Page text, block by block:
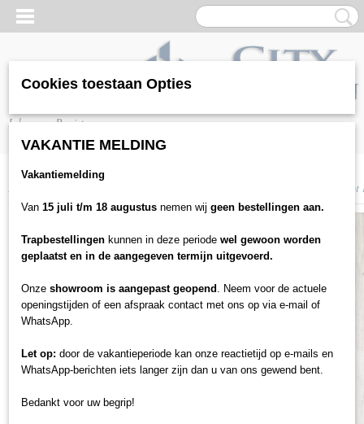
Inloggen Registreren
Home Beautifloor Ardennen
Cookies toestaan Opties
VAKANTIE MELDING
Vakantiemelding
Van 15 juli t/m 18 augustus nemen wij geen bestellingen aan.
Trapbestellingen kunnen in deze periode wel gewoon worden
geplaatst en in de aangegeven termijn uitgevoerd.
Onze showroom is aangepast geopend . Neem voor de actuele
openingstijden of een afspraak contact met ons op via e-mail of
WhatsApp.
Let op: door de vakantieperiode kan onze reactietijd op e-mails en
WhatsApp-berichten iets langer zijn dan u van ons gewend bent.
Bedankt voor uw begrip!